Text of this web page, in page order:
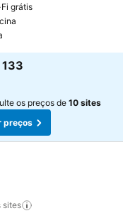
grátis
os preços de 10 sites
preços
sites